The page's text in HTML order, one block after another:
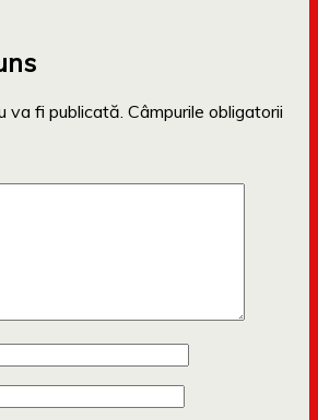
va fi publicată. Câmpurile obligatorii